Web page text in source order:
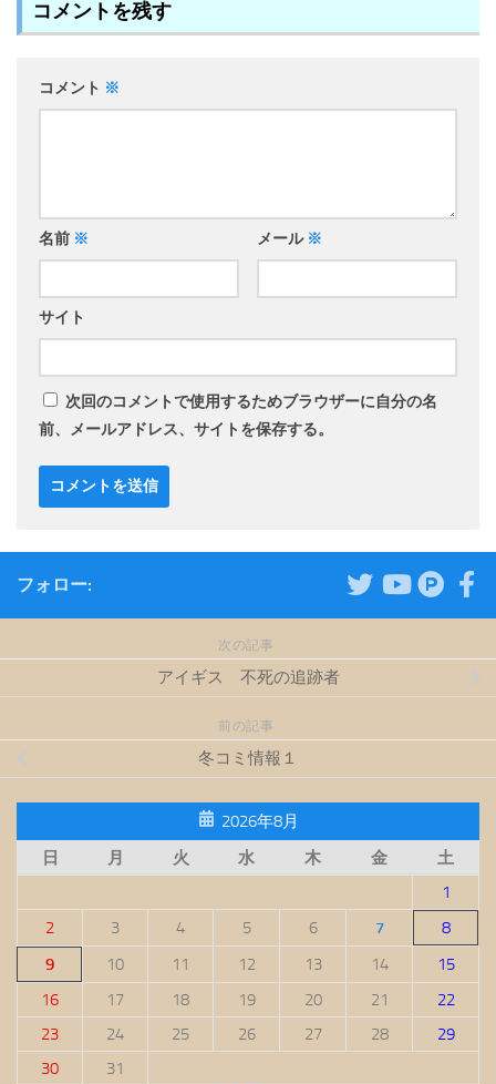
コメントを残す
コメント ※
名前 ※ メール ※
サイト
次回のコメントで使用するためブラウザーに自分の名
前、メールアドレス、サイトを保存する。
フォロー:
次の記事
アイギス 不死の追跡者
前の記事
冬コミ情報１
2026年8月
日
月 火 水 木 金
土
1
2
3 4 5 6 7
8
9
10 11 12 13 14
15
16
17 18 19 20 21
22
23
24 25 26 27 28
29
30
31